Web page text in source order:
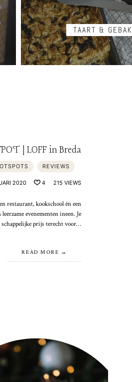
TAART & GEBAK
| LOFF in Breda
REVIEWS
2020 4 215 VIEWS
restaurant, kookschool én een
evenementen ineen. Je
prijs terecht voor…
READ MORE